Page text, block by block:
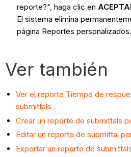
reporte?", haga clic en
El sistema elimina
página Reportes personalizados.
Ver también
Ver el reporte Tiempo de
submittals
Crear un reporte de submittals
Editar un reporte de submittal
Exportar un reporte de